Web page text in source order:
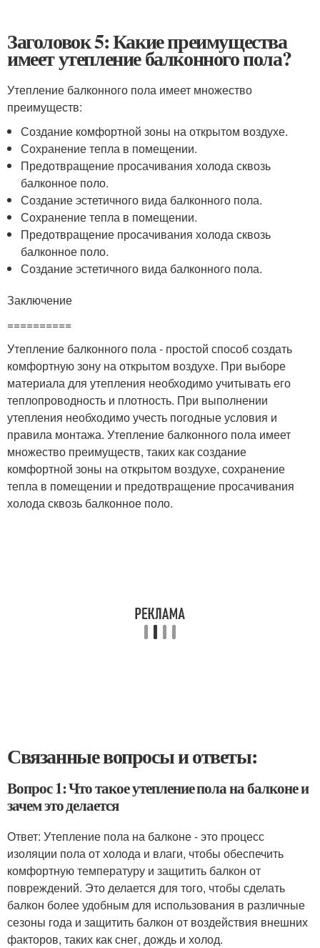
Заголовок 5: Какие преимущества
имеет утепление балконного пола?
Утепление балконного пола имеет множество
преимуществ:
Создание комфортной зоны на открытом воздухе.
Сохранение тепла в помещении.
Предотвращение просачивания холода сквозь
балконное поло.
Создание эстетичного вида балконного пола.
Сохранение тепла в помещении.
Предотвращение просачивания холода сквозь
балконное поло.
Создание эстетичного вида балконного пола.
Заключение
==========
Утепление балконного пола - простой способ создать
комфортную зону на открытом воздухе. При выборе
материала для утепления необходимо учитывать его
теплопроводность и плотность. При выполнении
утепления необходимо учесть погодные условия и
правила монтажа. Утепление балконного пола имеет
множество преимуществ, таких как создание
комфортной зоны на открытом воздухе, сохранение
тепла в помещении и предотвращение просачивания
холода сквозь балконное поло.
Связанные вопросы и ответы:
Вопрос 1: Что такое утепление пола на балконе и
зачем это делается
Ответ: Утепление пола на балконе - это процесс
изоляции пола от холода и влаги, чтобы обеспечить
комфортную температуру и защитить балкон от
повреждений. Это делается для того, чтобы сделать
балкон более удобным для использования в различные
сезоны года и защитить балкон от воздействия внешних
факторов, таких как снег, дождь и холод.